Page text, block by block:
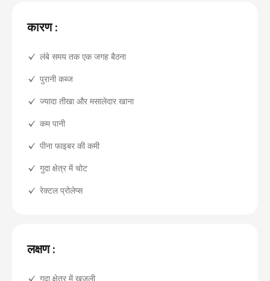
कारण :
लंबे समय तक एक जगह बैठना
पुरानी कब्ज
ज्यादा तीखा और मसालेदार खाना
कम पानी
पीना फाइबर की कमी
गुदा क्षेत्र में चोट
रेक्टल प्रोलेप्स
लक्षण :
गुदा क्षेत्र में खुजली